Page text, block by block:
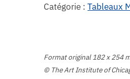
Catégorie :Tableaux
Format original 182 x 254
© The Art Institute of